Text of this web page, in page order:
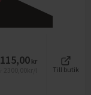
115,00 kr
Till butik